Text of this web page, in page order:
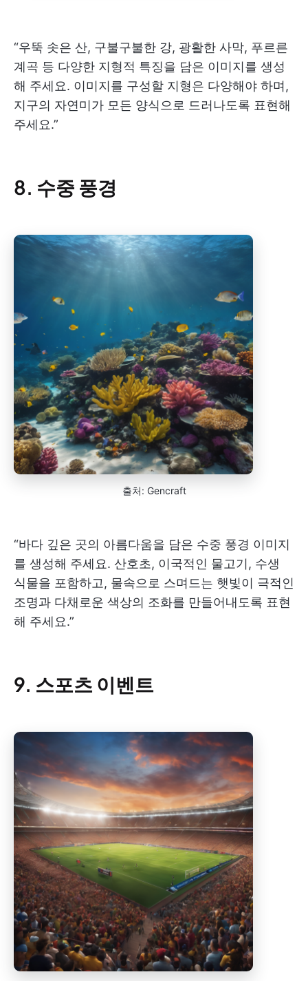
“우뚝 솟은 산, 구불구불한 강, 광활한 사막, 푸르른
계곡 등 다양한 지형적 특징을 담은 이미지를 생성
해 주세요. 이미지를 구성할 지형은 다양해야 하며,
지구의 자연미가 모든 양식으로 드러나도록 표현해
주세요.”
8. 수중 풍경
출처: Gencraft
“바다 깊은 곳의 아름다움을 담은 수중 풍경 이미지
를 생성해 주세요. 산호초, 이국적인 물고기, 수생
식물을 포함하고, 물속으로 스며드는 햇빛이 극적인
조명과 다채로운 색상의 조화를 만들어내도록 표현
해 주세요.”
9. 스포츠 이벤트